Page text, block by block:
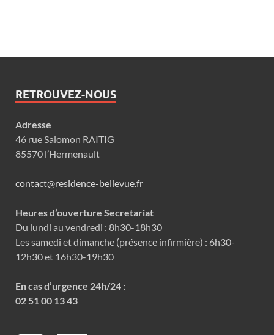
RETROUVEZ-NOUS
Adresse
46 rue Salomon RAITIG
85570 l’Hermenault
contact@residence-bellevue.fr
Heures d’ouverture Secretariat
Du lundi au vendredi : 8h30-18h30
Les samedi et dimanche (présence infirmière) : 6h30-
12h30 et 16h30-19h30
En cas d’urgence 24h/24 :
02 51 00 13 43